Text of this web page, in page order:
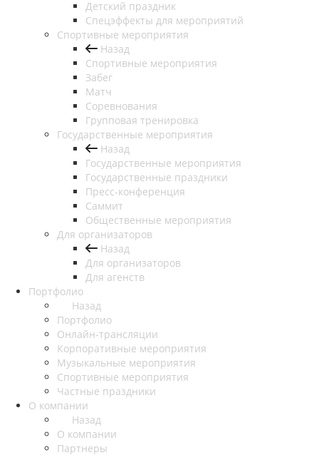
Детский праздник
Спецэффекты для мероприятий
Спортивные мероприятия
Назад
Спортивные мероприятия
Забег
Матч
Соревнования
Групповая тренировка
Государственные мероприятия
Назад
Государственные мероприятия
Государственные праздники
Пресс-конференция
Саммит
Общественные мероприятия
Для организаторов
Назад
Для организаторов
Для агенств
Портфолио
Назад
Портфолио
Онлайн-трансляции
Корпоративные мероприятия
Музыкальные мероприятия
Спортивные мероприятия
Частные праздники
О компании
Назад
О компании
Партнеры